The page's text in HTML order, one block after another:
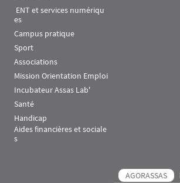
es
Campus pratique
Sport
Associations
Mission Orientation Emploi
Incubateur Assas Lab'
Santé
Handicap
Aides financières et sociale
s
AGORASSAS